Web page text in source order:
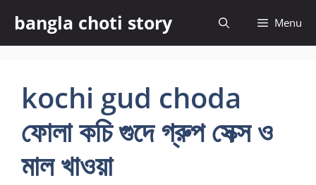
content
bangla choti story Menu
kochi gud choda
ফোলা কচি গুদে গ্রুপ সেক্স ও
মাল খাওয়া